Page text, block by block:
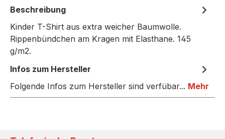
Beschreibung
Kinder T-Shirt aus extra weicher Baumwolle.
Rippenbündchen am Kragen mit Elasthane. 145
g/m2.
Infos zum Hersteller
Folgende Infos zum Hersteller sind verfübar... Mehr